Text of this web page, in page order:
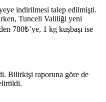
indirilmesi talep edilmişti.
Tunceli Valiliği yeni
780₺’ye, 1 kg kuşbaşı ise
Bilirkişi raporuna göre de